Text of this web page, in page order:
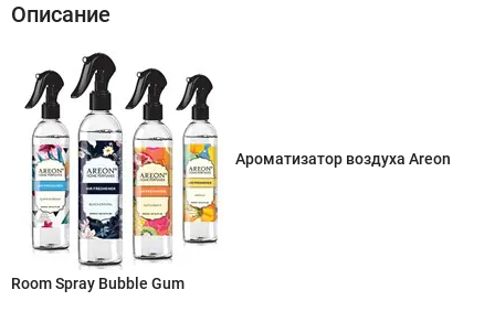
Описание
Ароматизатор воздуха Areon
Room Spray Bubble Gum